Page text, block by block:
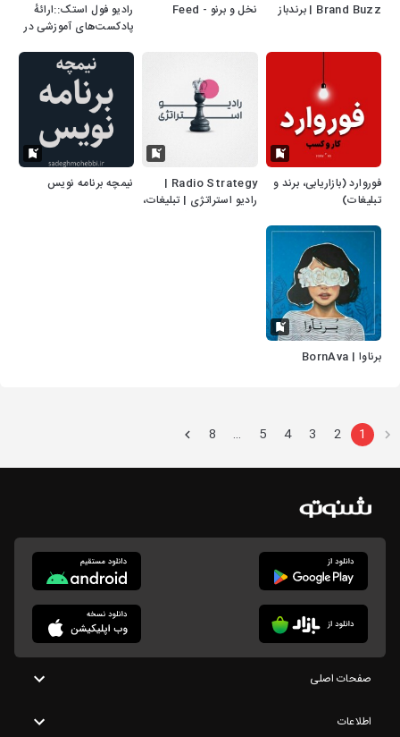
Brand Buzz | برندباز نخل و برنو - Feed
رادیو فول استک::ارائهٔ
پادکست‌های آموزشی در
شبکه، هوش مصنوعی
فوروارد (بازاریابی، برند و
تبلیغات)
Radio Strategy |
رادیو استراتژی | تبلیغات،
نیمچه برنامه نویس
برناوا | BornAva
1
2
3
4
5
…
8
صفحات اصلی
اطلاعات